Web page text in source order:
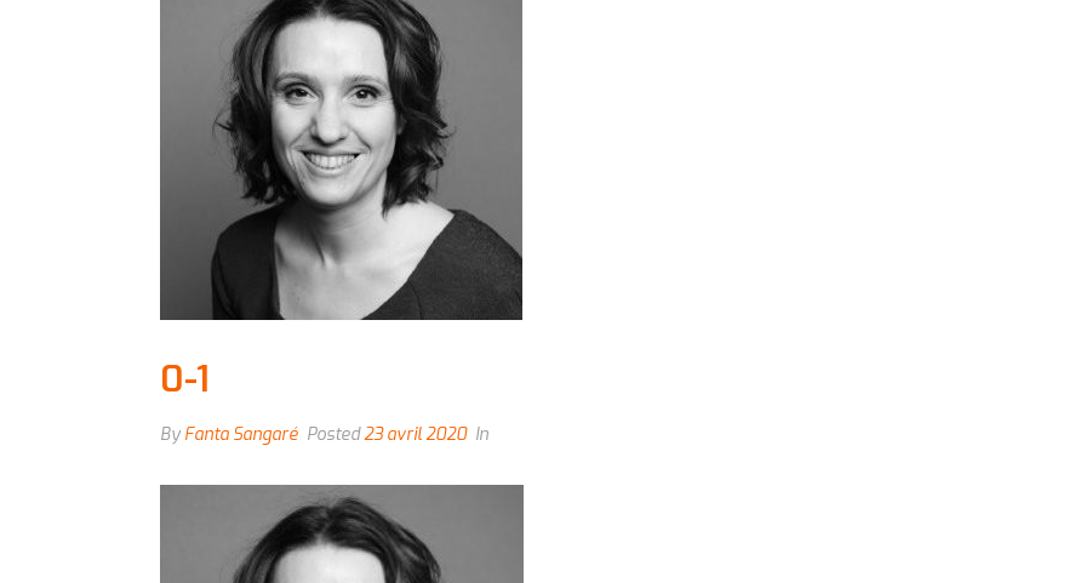
0-1
By Fanta Sangaré Posted23 avril 2020 In